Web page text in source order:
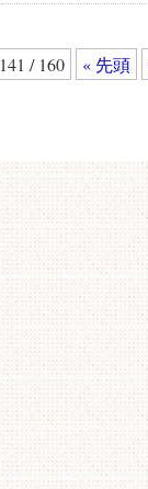
141 / 160 « 先頭